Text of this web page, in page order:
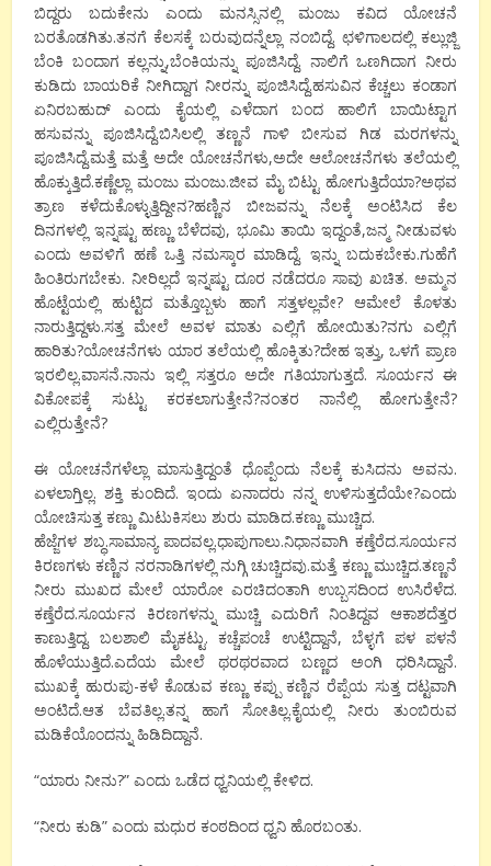
ಬಿದ್ದರು ಬದುಕೇನು ಎಂದು ಮನಸ್ಸಿನಲ್ಲಿ ಮಂಜು ಕವಿದ ಯೋಚನೆ
ಬರತೊಡಗಿತು.ತನಗೆ ಕೆಲಸಕ್ಕೆ ಬರುವುದನ್ನೆಲ್ಲಾ ನಂಬಿದ್ದೆ. ಛಳಿಗಾಲದಲ್ಲಿ ಕಲ್ಲುಜ್ಜಿ
ಬೆಂಕಿ ಬಂದಾಗ ಕಲ್ಲನ್ನು,ಬೆಂಕಿಯನ್ನು ಪೂಜಿಸಿದ್ದೆ. ನಾಲಿಗೆ ಒಣಗಿದಾಗ ನೀರು
ಕುಡಿದು ಬಾಯರಿಕೆ ನೀಗಿದ್ದಾಗ ನೀರನ್ನು ಪೂಜಿಸಿದ್ದೆ.ಹಸುವಿನ ಕೆಚ್ಚಲು ಕಂಡಾಗ
ಏನಿರಬಹುದ್ ಎಂದು ಕೈಯಲ್ಲಿ ಎಳೆದಾಗ ಬಂದ ಹಾಲಿಗೆ ಬಾಯಿಟ್ಟಾಗ
ಹಸುವನ್ನು ಪೂಜಿಸಿದ್ದೆ.ಬಿಸಿಲಲ್ಲಿ ತಣ್ಣನೆ ಗಾಳಿ ಬೀಸುವ ಗಿಡ ಮರಗಳನ್ನು
ಪೂಜಿಸಿದ್ದೆ.ಮತ್ತೆ ಮತ್ತೆ ಅದೇ ಯೋಚನೆಗಳು,ಅದೇ ಆಲೋಚನೆಗಳು ತಲೆಯಲ್ಲಿ
ಹೊಕ್ಕುತ್ತಿದೆ.ಕಣ್ಣೆಲ್ಲಾ ಮಂಜು ಮಂಜು.ಜೀವ ಮೈ ಬಿಟ್ಟು ಹೋಗುತ್ತಿದೆಯಾ?ಅಥವ
ತ್ರಾಣ ಕಳೆದುಕೊಳ್ಳುತ್ತಿದ್ದೀನ?ಹಣ್ಣಿನ ಬೀಜವನ್ನು ನೆಲಕ್ಕೆ ಅಂಟಿಸಿದ ಕೆಲ
ದಿನಗಳಲ್ಲಿ ಇನ್ನಷ್ಟು ಹಣ್ಣು ಬೆಳೆದವು, ಭೂಮಿ ತಾಯಿ ಇದ್ದಂತೆ,ಜನ್ಮ ನೀಡುವಳು
ಎಂದು ಅವಳಿಗೆ ಹಣೆ ಒತ್ತಿ ನಮಸ್ಕಾರ ಮಾಡಿದ್ದೆ. ಇನ್ನು ಬದುಕಬೇಕು.ಗುಹೆಗೆ
ಹಿಂತಿರುಗಬೇಕು. ನೀರಿಲ್ಲದೆ ಇನ್ನಷ್ಟು ದೂರ ನಡೆದರೂ ಸಾವು ಖಚಿತ. ಅಮ್ಮನ
ಹೊಟ್ಟೆಯಲ್ಲಿ ಹುಟ್ಟಿದ ಮತ್ತೊಬ್ಬಳು ಹಾಗೆ ಸತ್ತಳಲ್ಲವೇ? ಆಮೇಲೆ ಕೊಳತು
ನಾರುತ್ತಿದ್ದಳು.ಸತ್ತ ಮೇಲೆ ಅವಳ ಮಾತು ಎಲ್ಲಿಗೆ ಹೋಯಿತು?ನಗು ಎಲ್ಲಿಗೆ
ಹಾರಿತು?ಯೋಚನೆಗಳು ಯಾರ ತಲೆಯಲ್ಲಿ ಹೊಕ್ಕಿತು?ದೇಹ ಇತ್ತು, ಒಳಗೆ ಪ್ರಾಣ
ಇರಲಿಲ್ಲ.ವಾಸನೆ.ನಾನು ಇಲ್ಲಿ ಸತ್ತರೂ ಅದೇ ಗತಿಯಾಗುತ್ತದೆ. ಸೂರ್ಯನ ಈ
ವಿಕೋಪಕ್ಕೆ ಸುಟ್ಟು ಕರಕಲಾಗುತ್ತೇನೆ?ನಂತರ ನಾನೆಲ್ಲಿ ಹೋಗುತ್ತೇನೆ?
ಎಲ್ಲಿರುತ್ತೇನೆ?
ಈ ಯೋಚನೆಗಳೆಲ್ಲಾ ಮಾಸುತ್ತಿದ್ದಂತೆ ಧೊಪ್ಪೆಂದು ನೆಲಕ್ಕೆ ಕುಸಿದನು ಅವನು.
ಏಳಲಾಗ್ತಿಲ್ಲ. ಶಕ್ತಿ ಕುಂದಿದೆ. ಇಂದು ಏನಾದರು ನನ್ನ ಉಳಿಸುತ್ತದೆಯೇ?ಎಂದು
ಯೋಚಿಸುತ್ತ ಕಣ್ಣು ಮಿಟುಕಿಸಲು ಶುರು ಮಾಡಿದ.ಕಣ್ಣು ಮುಚ್ಚಿದ.
ಹೆಜ್ಜೆಗಳ ಶಬ್ಧ.ಸಾಮಾನ್ಯ ಪಾದವಲ್ಲ.ಧಾಪುಗಾಲು.ನಿಧಾನವಾಗಿ ಕಣ್ತೆರೆದ.ಸೂರ್ಯನ
ಕಿರಣಗಳು ಕಣ್ಣಿನ ನರನಾಡಿಗಳಲ್ಲಿ ನುಗ್ಗಿ ಚುಚ್ಚಿದವು.ಮತ್ತೆ ಕಣ್ಣು ಮುಚ್ಚಿದ.ತಣ್ಣನೆ
ನೀರು ಮುಖದ ಮೇಲೆ ಯಾರೋ ಎರಚಿದಂತಾಗಿ ಉಬ್ಬಸದಿಂದ ಉಸಿರೆಳೆದ.
ಕಣ್ತೆರೆದ.ಸೂರ್ಯನ ಕಿರಣಗಳನ್ನು ಮುಚ್ಚಿ ಎದುರಿಗೆ ನಿಂತಿದ್ದವ ಆಕಾಶದೆತ್ತರ
ಕಾಣುತ್ತಿದ್ದ. ಬಲಶಾಲಿ ಮೈಕಟ್ಟು. ಕಚ್ಚೆಪಂಚೆ ಉಟ್ಟಿದ್ದಾನೆ, ಬೆಳ್ಳಗೆ ಪಳ ಪಳನೆ
ಹೊಳೆಯುತ್ತಿದೆ.ಎದೆಯ ಮೇಲೆ ಥರಥರವಾದ ಬಣ್ಣದ ಅಂಗಿ ಧರಿಸಿದ್ದಾನೆ.
ಮುಖಕ್ಕೆ ಹುರುಪು-ಕಳೆ ಕೊಡುವ ಕಣ್ಣು ಕಪ್ಪು ಕಣ್ಣಿನ ರೆಪ್ಪೆಯ ಸುತ್ತ ದಟ್ಟವಾಗಿ
ಅಂಟಿದೆ.ಆತ ಬೆವತಿಲ್ಲ.ತನ್ನ ಹಾಗೆ ಸೋತಿಲ್ಲ.ಕೈಯಲ್ಲಿ ನೀರು ತುಂಬಿರುವ
ಮಡಿಕೆಯೊಂದನ್ನು ಹಿಡಿದಿದ್ದಾನೆ.
“ಯಾರು ನೀನು?” ಎಂದು ಒಡೆದ ಧ್ವನಿಯಲ್ಲಿ ಕೇಳಿದ.
“ನೀರು ಕುಡಿ” ಎಂದು ಮಧುರ ಕಂಠದಿಂದ ಧ್ವನಿ ಹೊರಬಂತು.